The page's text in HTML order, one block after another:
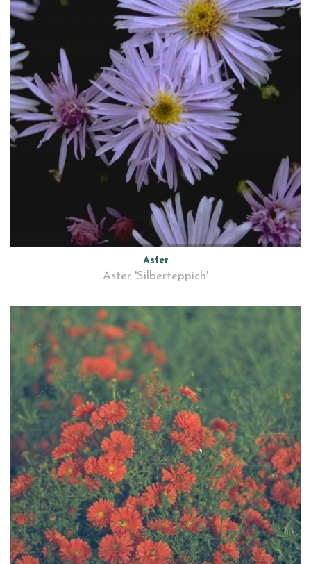
Aster
Aster 'Silberteppich'